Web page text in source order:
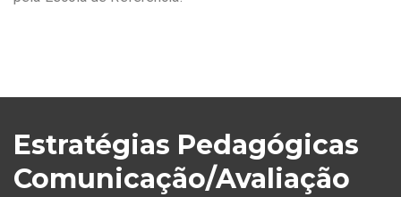
Estratégias Pedagógicas
Comunicação/Avaliação